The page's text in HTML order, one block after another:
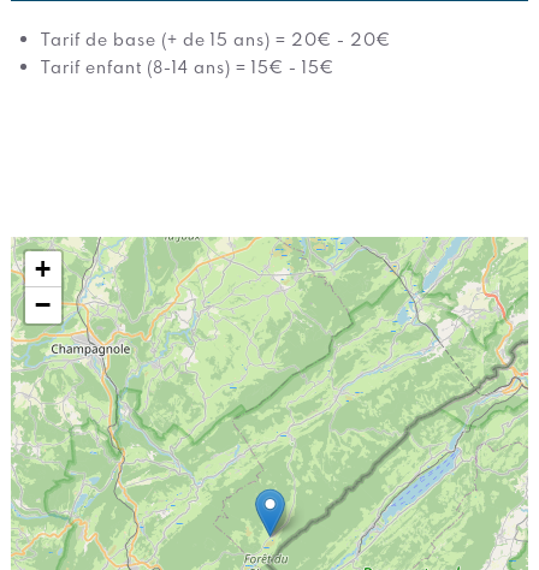
Tarif de base (+ de 15 ans) = 20€ - 20€
Tarif enfant (8-14 ans) = 15€ - 15€
+
−